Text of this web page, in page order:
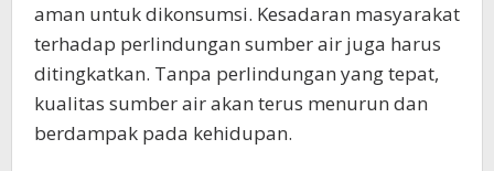
aman untuk dikonsumsi. Kesadaran masyarakat
terhadap perlindungan sumber air juga harus
ditingkatkan. Tanpa perlindungan yang tepat,
kualitas sumber air akan terus menurun dan
berdampak pada kehidupan.